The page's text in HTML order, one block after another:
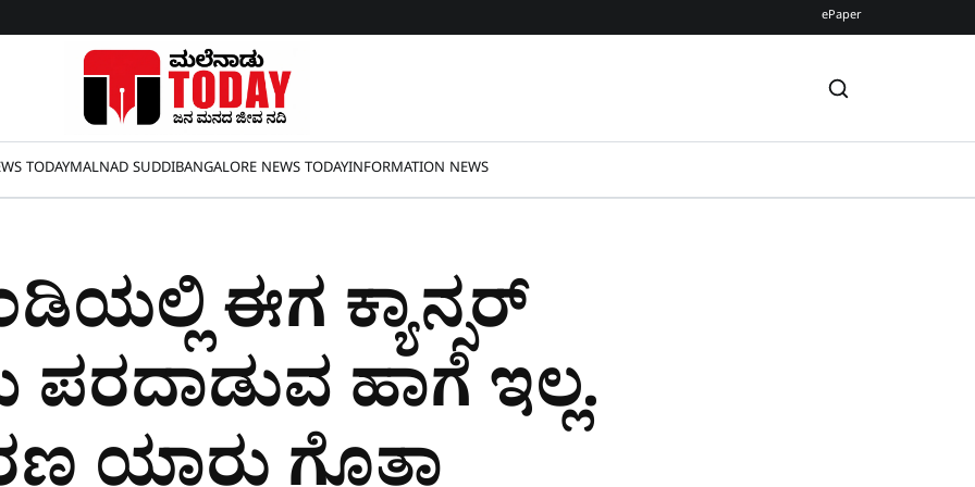
ePaper
TODAYMALNAD SUDDIBANGALORE NEWS TODAYINFORMATION NEWS
ಈಗ ಕ್ಯಾನ್ಸರ್​
ಹಾಗೆ ಇಲ್ಲ.